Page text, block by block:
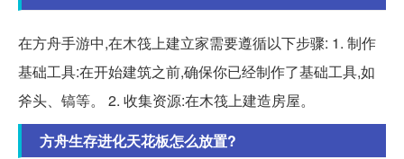
在方舟手游中,在木筏上建立家需要遵循以下步骤: 1. 制作
基础工具:在开始建筑之前,确保你已经制作了基础工具,如
斧头、镐等。 2. 收集资源:在木筏上建造房屋。
方舟生存进化天花板怎么放置?